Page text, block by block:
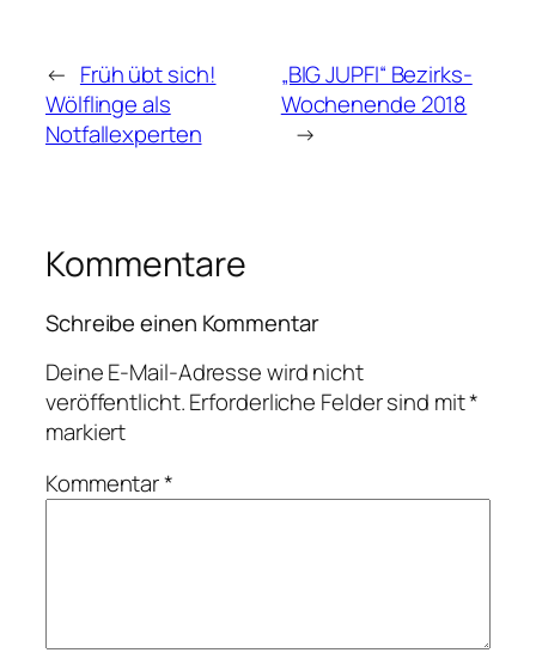
← Früh übt sich!
Wölflinge als
Notfallexperten
„BIG JUPFI“ Bezirks-
Wochenende 2018
→
Kommentare
Schreibe einen Kommentar
Deine E-Mail-Adresse wird nicht
veröffentlicht.Erforderliche Felder sind mit*
markiert
Kommentar*